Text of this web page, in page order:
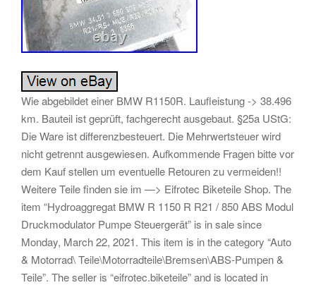
Wie abgebildet einer BMW R1150R. Laufleistung -> 38.496
km. Bauteil ist geprüft, fachgerecht ausgebaut. §25a UStG:
Die Ware ist differenzbesteuert. Die Mehrwertsteuer wird
nicht getrennt ausgewiesen. Aufkommende Fragen bitte vor
dem Kauf stellen um eventuelle Retouren zu vermeiden!!
Weitere Teile finden sie im —> Eifrotec Biketeile Shop. The
item “Hydroaggregat BMW R 1150 R R21 / 850 ABS Modul
Druckmodulator Pumpe Steuergerät” is in sale since
Monday, March 22, 2021. This item is in the category “Auto
& Motorrad\ Teile\Motorradteile\Bremsen\ABS-Pumpen &
Teile”. The seller is “eifrotec.biketeile” and is located in